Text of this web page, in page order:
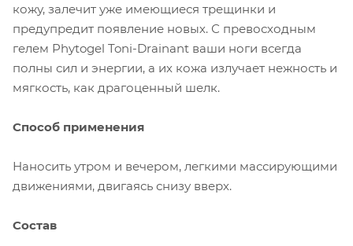
кожу, залечит уже имеющиеся трещинки и
предупредит появление новых. С превосходным
гелем Phytogel Toni-Drainant ваши ноги всегда
полны сил и энергии, а их кожа излучает нежность и
мягкость, как драгоценный шелк.
Способ применения
Наносить утром и вечером, легкими массирующими
движениями, двигаясь снизу вверх.
Состав